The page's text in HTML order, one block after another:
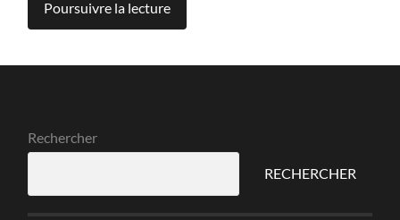
Poursuivre la lecture
Rechercher
RECHERCHER